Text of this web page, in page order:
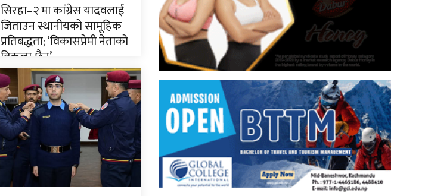
सिरहा–२ मा कांग्रेस यादवलाई
जिताउन स्थानीयको सामूहिक
प्रतिबद्धता; ‘विकासप्रेमी नेताको
विकल्प छैन’